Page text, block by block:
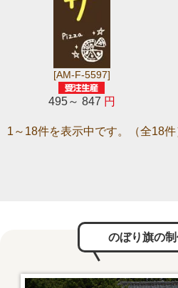
[AM-F-5597]
495～ 847 円
1～18件を表示中です。（全18件
のぼり旗の制